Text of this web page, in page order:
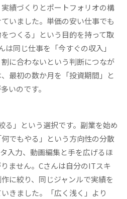
績づくりとポートフォリオの構
いました。単価の安い仕事でも
をつくる」という目的を持って取
は同じ仕事を「今すぐの収入」
に合わないという判断につなが
最初の数か月を「投資期間」と
いのです。
る」という選択です。副業を始め
でもやる」という方向性の分散
入力、動画編集と手を広げるほ
ません。Cさんは自分のITスキ
に絞り、同じジャンルで実績を
きました。「広く浅く」より